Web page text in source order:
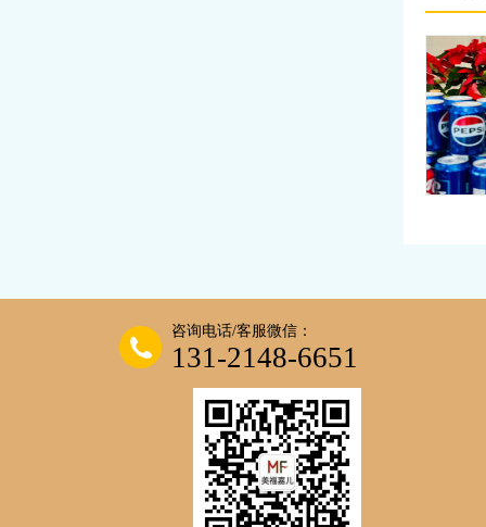
咨询电话/客服微信：
131-2148-6651